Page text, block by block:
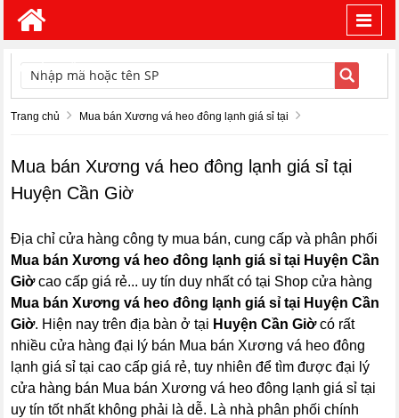
TÌM KIẾM
Trang chủ Mua bán Xương vá heo đông lạnh giá sỉ tại
Mua bán Xương vá heo đông lạnh giá sỉ tại
Huyện Cần Giờ
Địa chỉ cửa hàng công ty mua bán, cung cấp và phân phối
Mua bán Xương vá heo đông lạnh giá sỉ tại Huyện Cần
Giờcao cấp giá rẻ... uy tín duy nhất có tại Shop cửa hàng
Mua bán Xương vá heo đông lạnh giá sỉ tại Huyện Cần
Giờ. Hiện nay trên địa bàn ở tại Huyện Cần Giờcó rất
nhiều cửa hàng đại lý bán Mua bán Xương vá heo đông
lạnh giá sỉ tại cao cấp giá rẻ, tuy nhiên để tìm được đại lý
cửa hàng bán Mua bán Xương vá heo đông lạnh giá sỉ tại
uy tín tốt nhất không phải là dễ. Là nhà phân phối chính